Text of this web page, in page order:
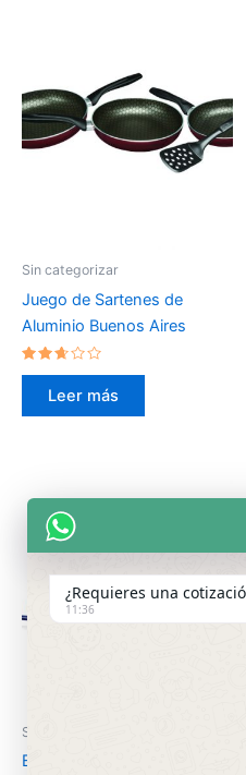
Sin categorizar
Juego de Sartenes de
Aluminio Buenos Aires
Valorado
2.50Leer más
Sin categorizar
Batería Alejandra Plus
¿Requieres una
11:36